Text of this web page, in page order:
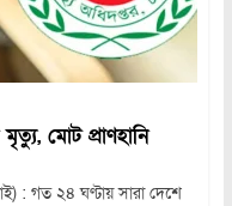
মোট প্রাণহানি
: গত ২৪ ঘণ্টায় সারা দেশে